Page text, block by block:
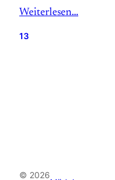
Weiterlesen…
13
© 2026